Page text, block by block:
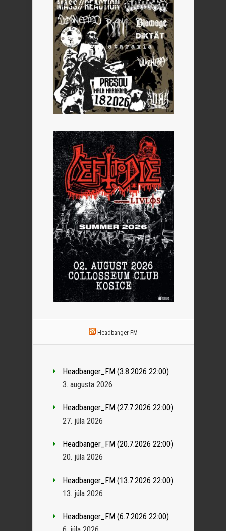
Headbanger FM
Headbanger_FM (3.8.2026 22:00)
3. augusta 2026
Headbanger_FM (27.7.2026 22:00)
27. júla 2026
Headbanger_FM (20.7.2026 22:00)
20. júla 2026
Headbanger_FM (13.7.2026 22:00)
13. júla 2026
Headbanger_FM (6.7.2026 22:00)